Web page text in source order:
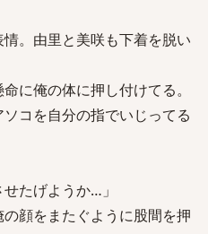
。由里と美咲も下着を脱い
に俺の体に押し付けてる。
コを自分の指でいじってる
たげようか…」
顔をまたぐように股間を押